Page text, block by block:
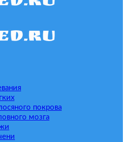
покрова
мозга